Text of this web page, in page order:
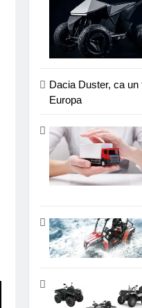
Dacia Duster, ca
Europa